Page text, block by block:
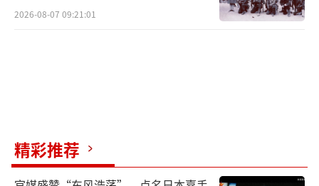
2026-08-07 09:21:01
精彩推荐